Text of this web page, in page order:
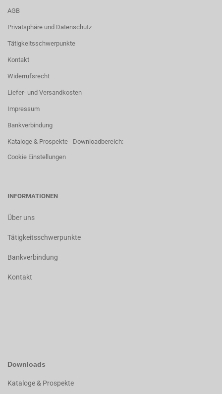
AGB
Privatsphäre und Datenschutz
Tätigkeitsschwerpunkte
Kontakt
Widerrufsrecht
Liefer- und Versandkosten
Impressum
Bankverbindung
Kataloge & Prospekte - Downloadbereich:
Cookie Einstellungen
INFORMATIONEN
Über uns
Tätigkeitsschwerpunkte
Bankverbindung
Kontakt
Downloads
Kataloge & Prospekte